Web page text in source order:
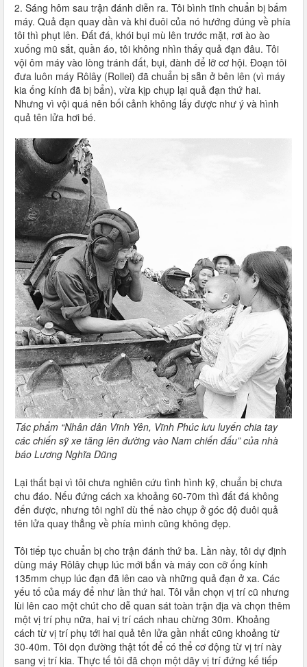
2. Sáng hôm sau trận đánh diễn ra. Tôi bình tĩnh chuẩn bị bấm
máy. Quả đạn quay dần và khi đuôi của nó hướng đúng về phía
tôi thì phụt lên. Đất đá, khói bụi mù lên trước mặt, rơi ào ào
xuống mũ sắt, quần áo, tôi không nhìn thấy quả đạn đâu. Tôi
vội ôm máy vào lòng tránh đất, bụi, đành để lỡ cơ hội. Đoạn tôi
đưa luôn máy Rôlây (Rollei) đã chuẩn bị sẵn ở bên lên (vì máy
kia ống kính đã bị bẩn), vừa kịp chụp lại quả đạn thứ hai.
Nhưng vì vội quá nên bối cảnh không lấy được như ý và hình
quả tên lửa hơi bé.
Tác phẩm “Nhân dân Vĩnh Yên, Vĩnh Phúc lưu luyến chia tay
các chiến sỹ xe tăng lên đường vào Nam chiến đấu” của nhà
báo Lương Nghĩa Dũng
Lại thất bại vì tôi chưa nghiên cứu tình hình kỹ, chuẩn bị chưa
chu đáo. Nếu đứng cách xa khoảng 60-70m thì đất đá không
đến được, nhưng tôi nghĩ dù thế nào chụp ở góc độ đuôi quả
tên lửa quay thẳng về phía mình cũng không đẹp.
Tôi tiếp tục chuẩn bị cho trận đánh thứ ba. Lần này, tôi dự định
dùng máy Rôlây chụp lúc mới bắn và máy con cỡ ống kính
135mm chụp lúc đạn đã lên cao và những quả đạn ở xa. Các
yếu tố của máy để như lần thứ hai. Tôi vẫn chọn vị trí cũ nhưng
lùi lên cao một chút cho dễ quan sát toàn trận địa và chọn thêm
một vị trí phụ nữa, hai vị trí cách nhau chừng 30m. Khoảng
cách từ vị trí phụ tới hai quả tên lửa gần nhất cũng khoảng từ
30-40m. Tôi dọn đường thật tốt để có thể cơ động từ vị trí này
sang vị trí kia. Thực tế tôi đã chọn một dãy vị trí đứng kế tiếp